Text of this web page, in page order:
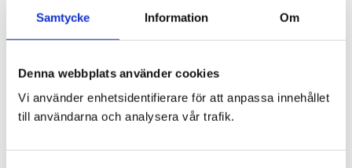
Samtycke Information Om
Denna webbplats använder cookies
Vi använder enhetsidentifierare för att anpassa innehållet
till användarna och analysera vår trafik.
Bli den första att lämna ett omdöme.
Blogg